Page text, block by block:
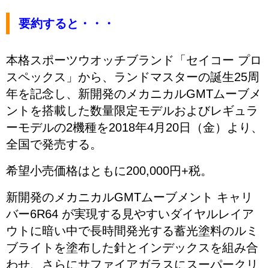
要約すると・・・
本格スポーツウオッチブランド「セイコー プロ
スペックス」から、ランドマスターの誕生25周
年を記念し、新開発のメカニカルGMTムーブメ
ントを搭載した数量限定モデルおよびレギュラ
ーモデルの2機種を2018年4月20日（金）より、
全国で発売する。
希望小売価格はともに200,000円+税。
新開発のメカニカルGMTムーブメント キャリ
バー6R64 が実現する見やすいダイヤルレイア
ウトに暗い中で長時間発光する蓄光塗料のルミ
ブライトを塗布した針とインデックスを組み合
わせ、さらにサファイアガラスにスーパークリ